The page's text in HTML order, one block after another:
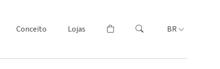
Conceito Lojas BR